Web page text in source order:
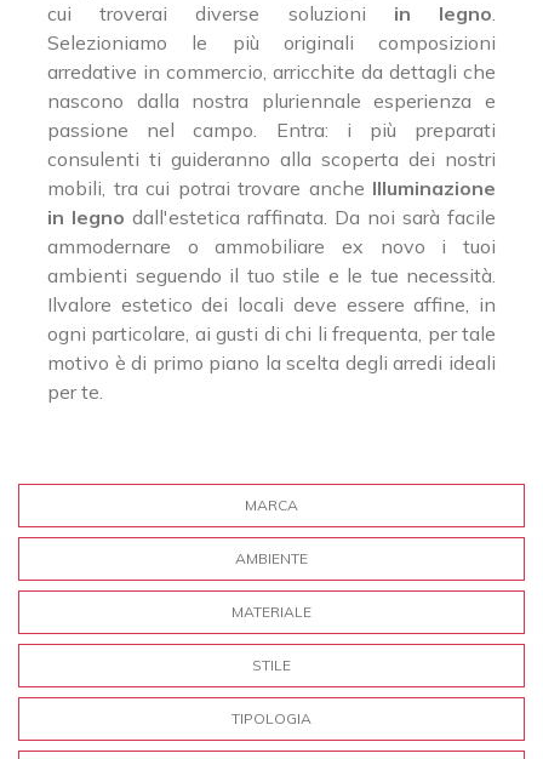
cui troverai diverse soluzioni in legno.
Selezioniamo le più originali composizioni
arredative in commercio, arricchite da dettagli che
nascono dalla nostra pluriennale esperienza e
passione nel campo. Entra: i più preparati
consulenti ti guideranno alla scoperta dei nostri
mobili, tra cui potrai trovare anche Illuminazione
in legno dall'estetica raffinata. Da noi sarà facile
ammodernare o ammobiliare ex novo i tuoi
ambienti seguendo il tuo stile e le tue necessità.
Ilvalore estetico dei locali deve essere affine, in
ogni particolare, ai gusti di chi li frequenta, per tale
motivo è di primo piano la scelta degli arredi ideali
per te.
MARCA
AMBIENTE
MATERIALE
STILE
TIPOLOGIA